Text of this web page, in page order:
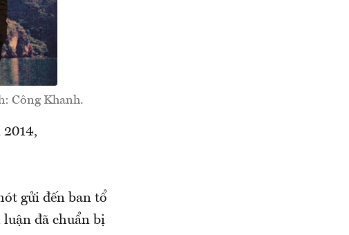
Công Khanh.
gửi đến ban tổ
đã chuẩn bị